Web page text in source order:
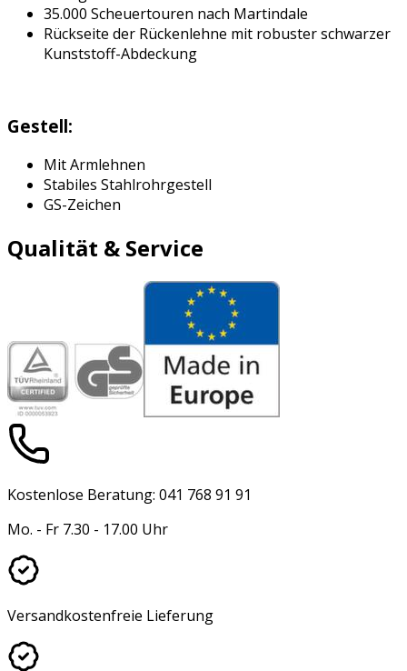
35.000 Scheuertouren nach Martindale
Rückseite der Rückenlehne mit robuster schwarzer
Kunststoff-Abdeckung
Gestell:
Mit Armlehnen
Stabiles Stahlrohrgestell
GS-Zeichen
Qualität & Service
Kostenlose Beratung: 041 768 91 91
Mo. - Fr 7.30 - 17.00 Uhr
Versandkostenfreie Lieferung